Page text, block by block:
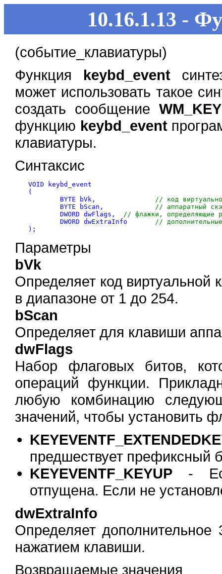
10.16.1.13 -
(событие_клавиатуры)
Функция keybd_event
может использовать такое
создать сообщение
функцию keybd_event
клавиатуры.
Синтаксис
VOID keybd_event
(
// код
// аппаратный
// флажки, определяющие
//
Параметры
bVk
Определяет код
в диапазоне от 1 до 254.
bScan
Определяет для клавиши
dwFlags
Набор флаговых битов,
операций функции.
любую комбинацию
значений, чтобы установить
предшествует префиксный
KEYEVENTF_KEYUP -
отпущена. Если не
dwExtraInfo
Определяет дополнительное
нажатием клавиши.
Возвращаемые значения